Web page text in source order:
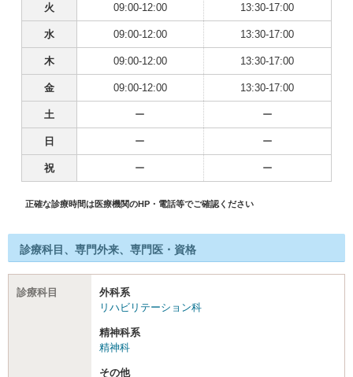
火 09:00-12:00 13:30-17:00
水 09:00-12:00 13:30-17:00
木 09:00-12:00 13:30-17:00
金 09:00-12:00 13:30-17:00
土 ー ー
日 ー ー
祝 ー ー
正確な診療時間は医療機関のHP・電話等でご確認ください
診療科目、専門外来、専門医・資格
診療科目
外科系
リハビリテーション科
精神科系
精神科
その他